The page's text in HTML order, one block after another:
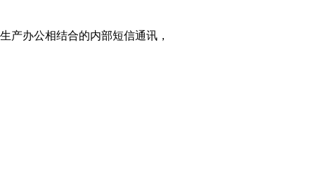
产办公相结合的内部短信通讯，